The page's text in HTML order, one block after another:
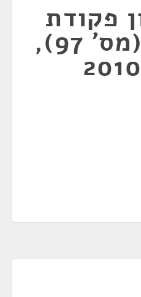
פקודת
התעבורה (מס' 97),